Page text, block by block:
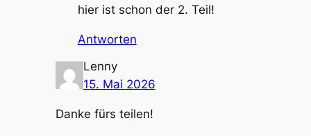
hier ist schon der 2. Teil!
Antworten
Lenny
15. Mai 2026
Danke fürs teilen!